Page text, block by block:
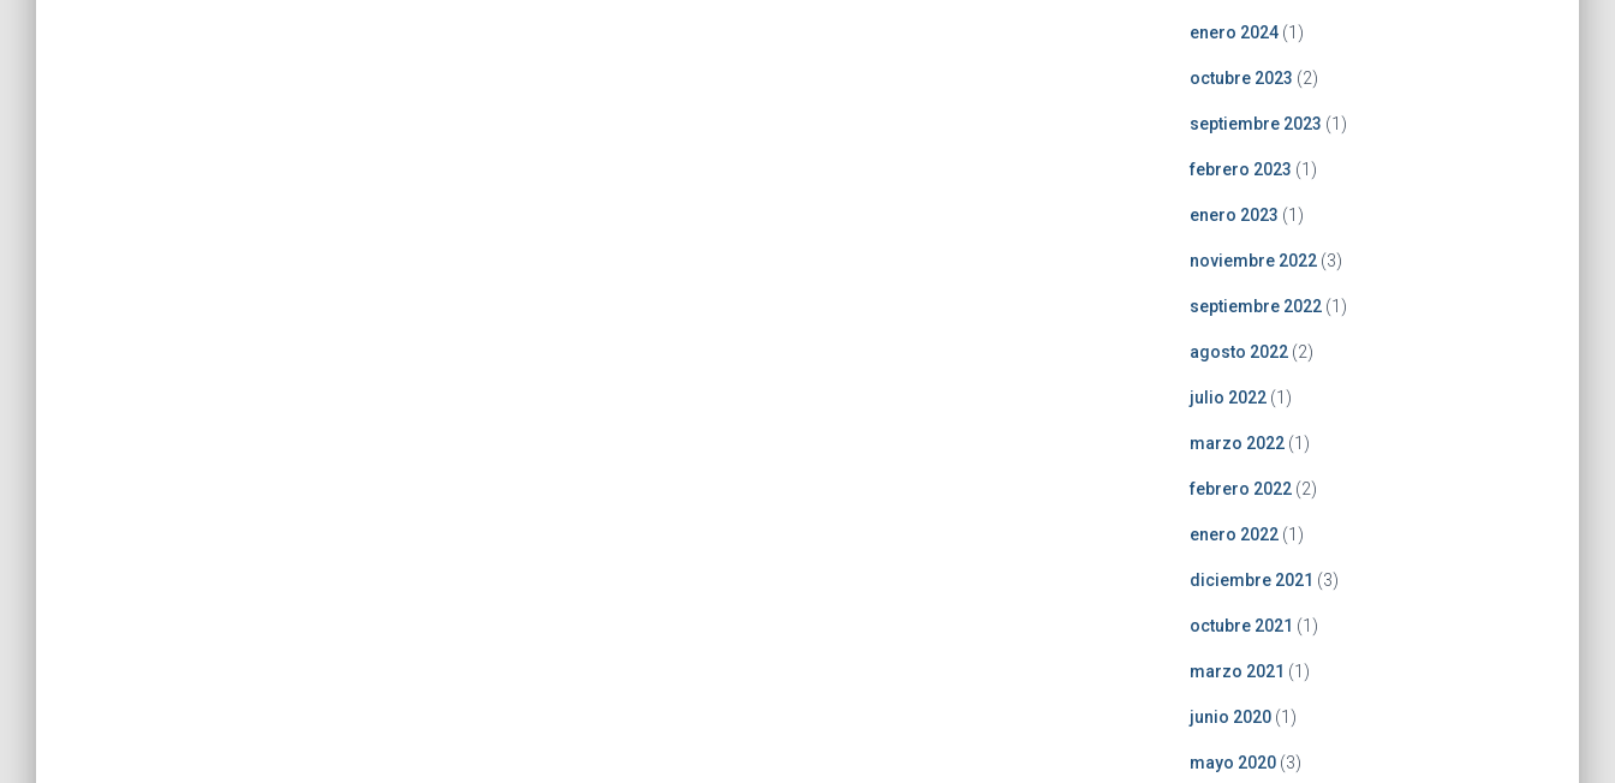
enero 2024(1)
octubre 2023 (2)
septiembre 2023 (1)
febrero 2023 (1)
enero 2023 (1)
noviembre 2022(3)
septiembre 2022(1)
agosto 2022(2)
julio 2022(1)
marzo 2022(1)
febrero 2022(2)
enero 2022(1)
diciembre 2021 (3)
octubre 2021 (1)
marzo 2021 (1)
junio 2020(1)
mayo 2020(3)